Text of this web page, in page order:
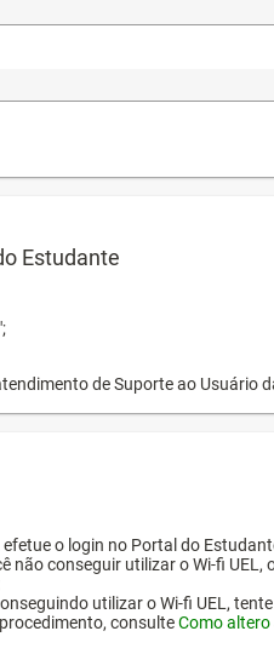
Estudante
de Suporte ao Usuário
o login no Portal do
não conseguir utilizar o Wi-fi
utilizar o Wi-fi UEL,
consulteComo altero